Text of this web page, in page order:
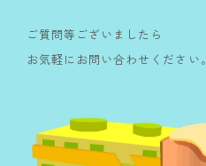
ご質問等ございましたら
お気軽にお問い合わせください。